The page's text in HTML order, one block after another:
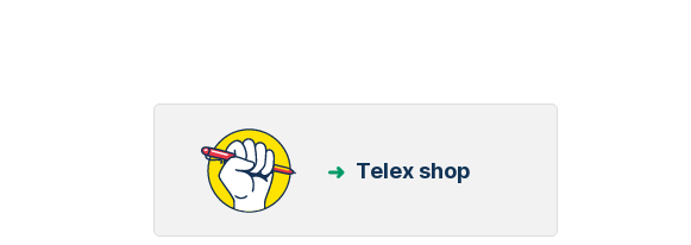
Telex shop